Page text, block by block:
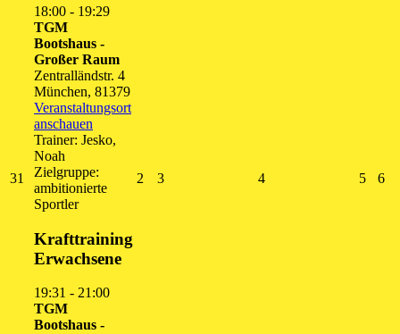
31
31.
August
2026
18:00 - 19:29
TGM
Bootshaus -
Großer Raum
Zentralländstr. 4
München, 81379
Veranstaltungsort
anschauen
Trainer: Jesko,
Noah
Zielgruppe:
ambitionierte
Sportler
Krafttraining
Erwachsene
19:31 - 21:00
TGM
Bootshaus -
2 33.
44.
55.
66.